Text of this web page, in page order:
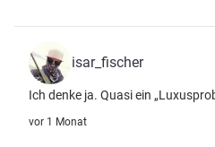
isar_fischer
Ich denke ja. Quasi ein
vor 1 Monat